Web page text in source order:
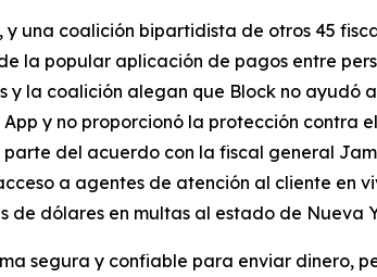
y una coalición bipartidista de otros 45
la popular aplicación de pagos entre
la coalición alegan que Block no ayudó
y no proporcionó la protección contra
del acuerdo con la fiscal general
a agentes de atención al cliente en
de dólares en multas al estado de Nueva
segura y confiable para enviar dinero,